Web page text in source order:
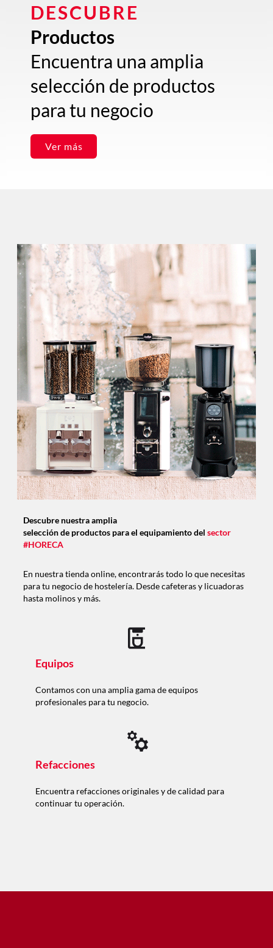
DESCUBRE
Productos
Encuentra una amplia
selección de productos
para tu negocio
Ver más
Descubre nuestra amplia
selección de productos para el equipamiento del sector
#HORECA
En nuestra tienda online, encontrarás todo lo que necesitas
para tu negocio de hostelería. Desde cafeteras y licuadoras
hasta molinos y más.
Equipos
Contamos con una amplia gama de equipos
profesionales para tu negocio.
Refacciones
Encuentra refacciones originales y de calidad para
continuar tu operación.